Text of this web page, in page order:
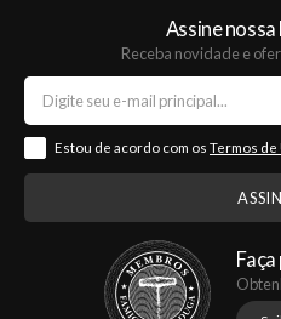
Assine
Receba novidade e
Estou de acordo com os Termos de